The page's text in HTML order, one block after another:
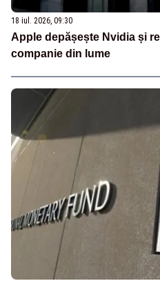
18 iul. 2026, 09:30
Apple depășește Nvidia și
companie din lume